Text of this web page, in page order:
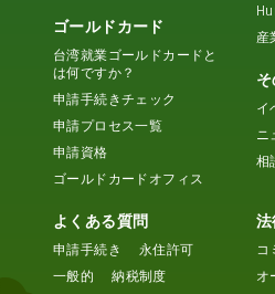
ゴールドカード
台湾就業ゴールドカードと
は何ですか？
申請手続きチェック
申請プロセス一覧
申請資格
ゴールドカードオフィス
産
イ
ニ
相
よくある質問
申請手続き
永住許可
一般的
納税制度
コ
オ